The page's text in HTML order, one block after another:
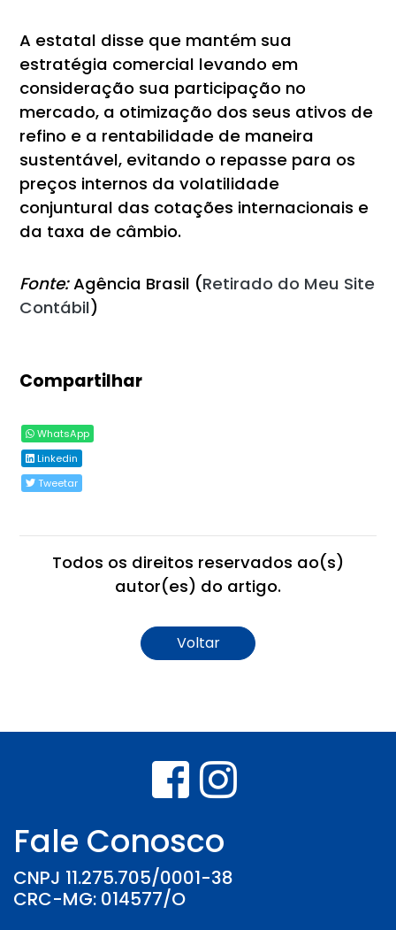
A estatal disse que mantém sua
estratégia comercial levando em
consideração sua participação no
mercado, a otimização dos seus ativos de
refino e a rentabilidade de maneira
sustentável, evitando o repasse para os
preços internos da volatilidade
conjuntural das cotações internacionais e
da taxa de câmbio.
Fonte:Agência Brasil (Retirado do Meu Site
Contábil)
Compartilhar
WhatsApp
Linkedin
Tweetar
Todos os direitos reservados ao(s)
autor(es) do artigo.
Voltar
Fale Conosco
CNPJ 11.275.705/0001-38
CRC-MG: 014577/O